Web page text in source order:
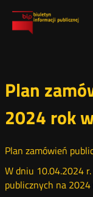
Plan
2024 rok
Plan zamówień
W dniu 10.04.2024
publicznych na 2024